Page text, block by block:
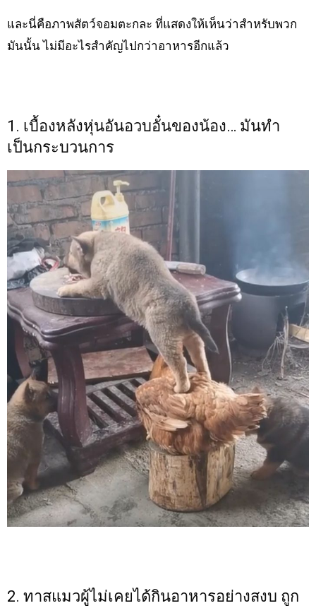
และนี่คือภาพสัตว์จอมตะกละ ที่แสดงให้เห็นว่าสำหรับพวก
มันนั้น ไม่มีอะไรสำคัญไปกว่าอาหารอีกแล้ว
1. เบื้องหลังหุ่นอันอวบอั๋นของน้อง… มันทำ
เป็นกระบวนการ
2. ทาสแมวผู้ไม่เคยได้กินอาหารอย่างสงบ ถูก